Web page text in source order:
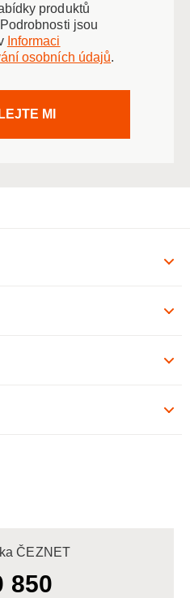
produktů
jsou
Informaci
osobních údajů.
MI
ČEZNET
850